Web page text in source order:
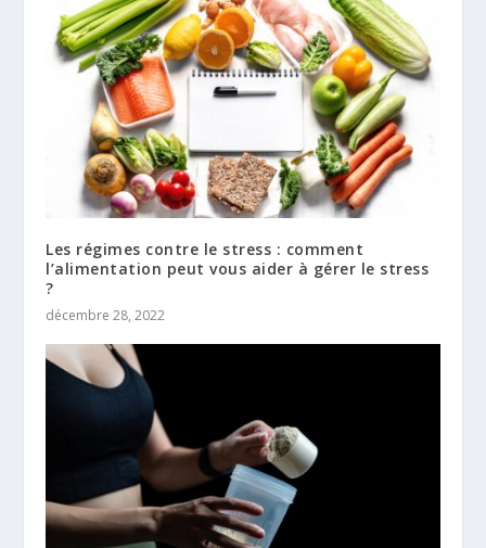
Les régimes contre le stress : comment
l’alimentation peut vous aider à gérer le stress
?
décembre 28, 2022